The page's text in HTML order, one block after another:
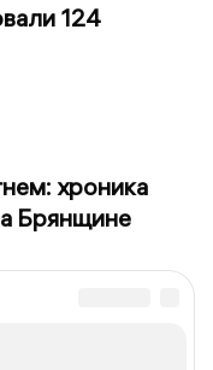
124
хроника
Брянщине